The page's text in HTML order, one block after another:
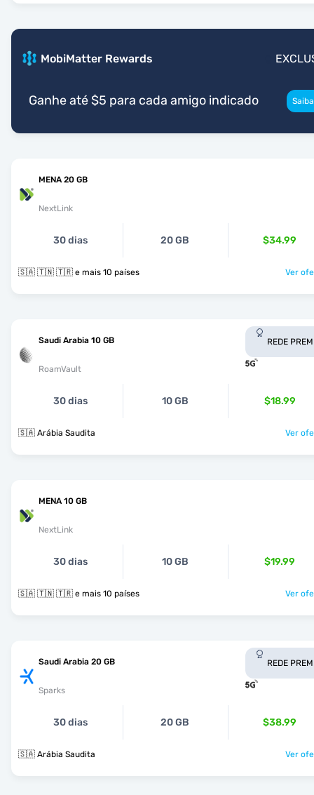
MobiMatter Rewards
Ganhe até $5 para cada amigo indicado
MENA 20 GB
NextLink
30 dias 20 GB $34.99
🇸🇦 🇹🇳 🇹🇷 e mais 10 países Ver
Saudi Arabia 10 GB
RoamVault
REDE
30 dias 10 GB $18.99
🇸🇦 Arábia Saudita Ver
MENA 10 GB
NextLink
30 dias 10 GB $19.99
🇸🇦 🇹🇳 🇹🇷 e mais 10 países Ver
Saudi Arabia 20 GB
Sparks
REDE
30 dias 20 GB $38.99
🇸🇦 Arábia Saudita Ver